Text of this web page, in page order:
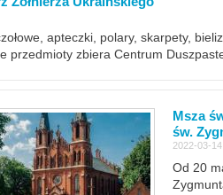
apteczki, polary, skarpety,
przedmioty zbiera Centrum
Msza
św.
2022-03-
Od 20